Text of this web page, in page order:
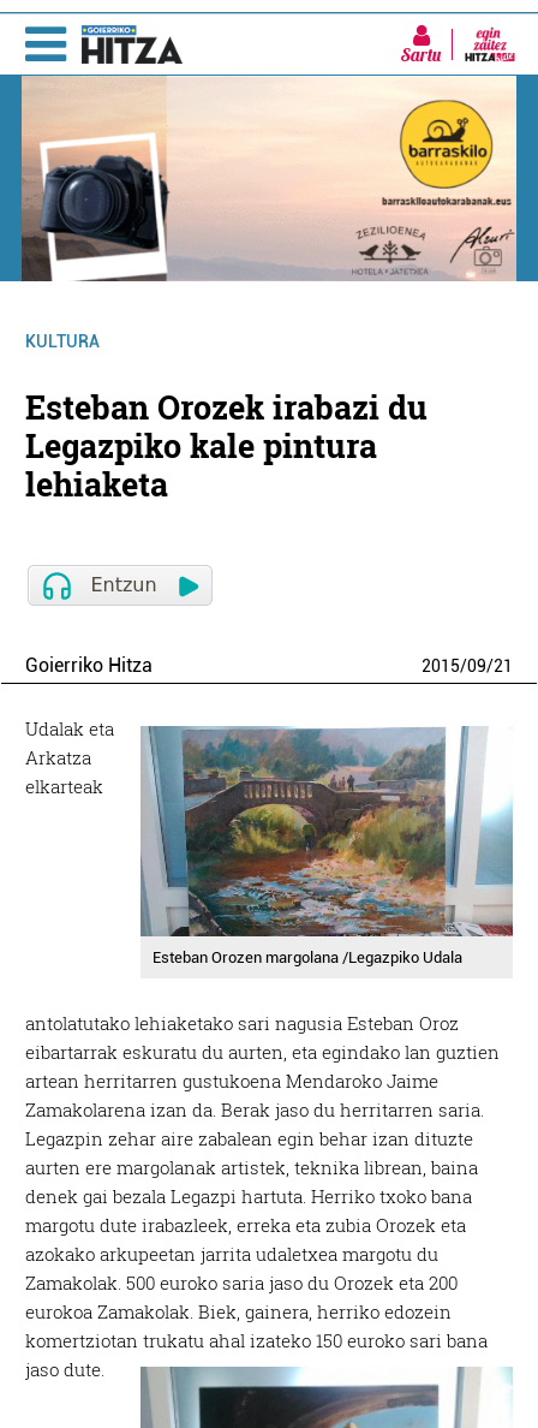
Sartu
KULTURA
Esteban Orozek irabazi du
Legazpiko kale pintura
lehiaketa
Goierriko Hitza 2015/09/21
Esteban Orozen margolana /Legazpiko Udala
Udalak eta
Arkatza
elkarteak
antolatutako lehiaketako sari nagusia Esteban Oroz
eibartarrak eskuratu du aurten, eta egindako lan guztien
artean herritarren gustukoena Mendaroko Jaime
Zamakolarena izan da. Berak jaso du herritarren saria.
Legazpin zehar aire zabalean egin behar izan dituzte
aurten ere margolanak artistek, teknika librean, baina
denek gai bezala Legazpi hartuta. Herriko txoko bana
margotu dute irabazleek, erreka eta zubia Orozek eta
azokako arkupeetan jarrita udaletxea margotu du
Zamakolak. 500 euroko saria jaso du Orozek eta 200
eurokoa Zamakolak. Biek, gainera, herriko edozein
komertziotan trukatu ahal izateko 150 euroko sari bana
jaso dute.